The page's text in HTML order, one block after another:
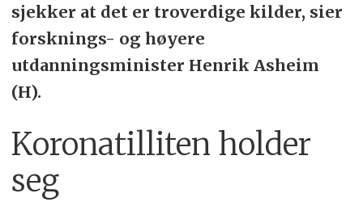
sjekker at det er troverdige kilder, sier
forsknings- og høyere
utdanningsminister Henrik Asheim
(H).
Koronatilliten holder
seg